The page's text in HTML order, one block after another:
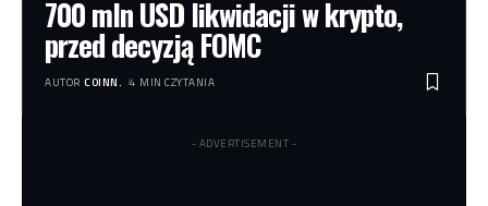
700 mln USD likwidacji w krypto,
przed decyzją FOMC
AUTOR COINN. 4 MIN CZYTANIA
- ADVERTISEMENT -